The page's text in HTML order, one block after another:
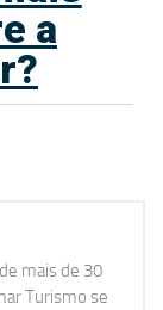
a
mais de 30
Turismo se